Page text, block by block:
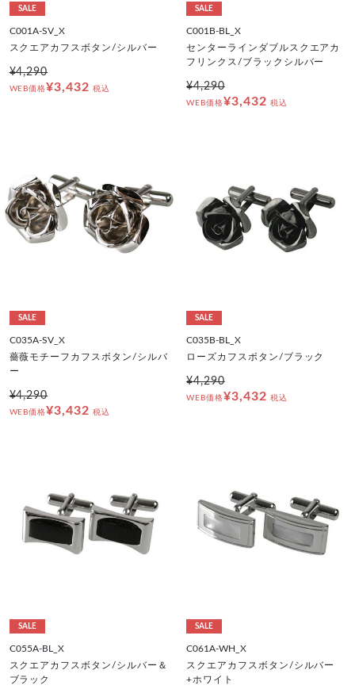
SALE
C001A-SV_X
スクエアカフスボタン/シルバー
¥4,290
WEB価格¥3,432 税込
SALE
C001B-BL_X
センターラインダブルスクエアカ
フリンクス/ブラックシルバー
¥4,290
WEB価格¥3,432 税込
SALE
C035A-SV_X
薔薇モチーフカフスボタン/シルバ
ー
¥4,290
WEB価格¥3,432 税込
SALE
C035B-BL_X
ローズカフスボタン/ブラック
¥4,290
WEB価格¥3,432 税込
SALE
C055A-BL_X
スクエアカフスボタン/シルバー＆
ブラック
SALE
C061A-WH_X
スクエアカフスボタン/シルバー
+ホワイト